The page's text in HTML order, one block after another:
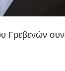
Γρεβενών